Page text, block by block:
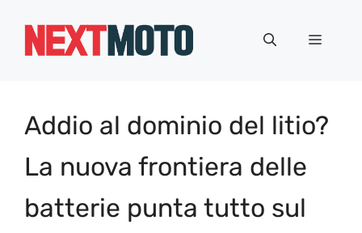
Menu
Addio al dominio del litio?
La nuova frontiera delle
batterie punta tutto sul